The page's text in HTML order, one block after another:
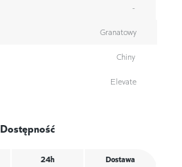
-
Granatowy
Chiny
Elevate
Dostępność
24h
Dostawa